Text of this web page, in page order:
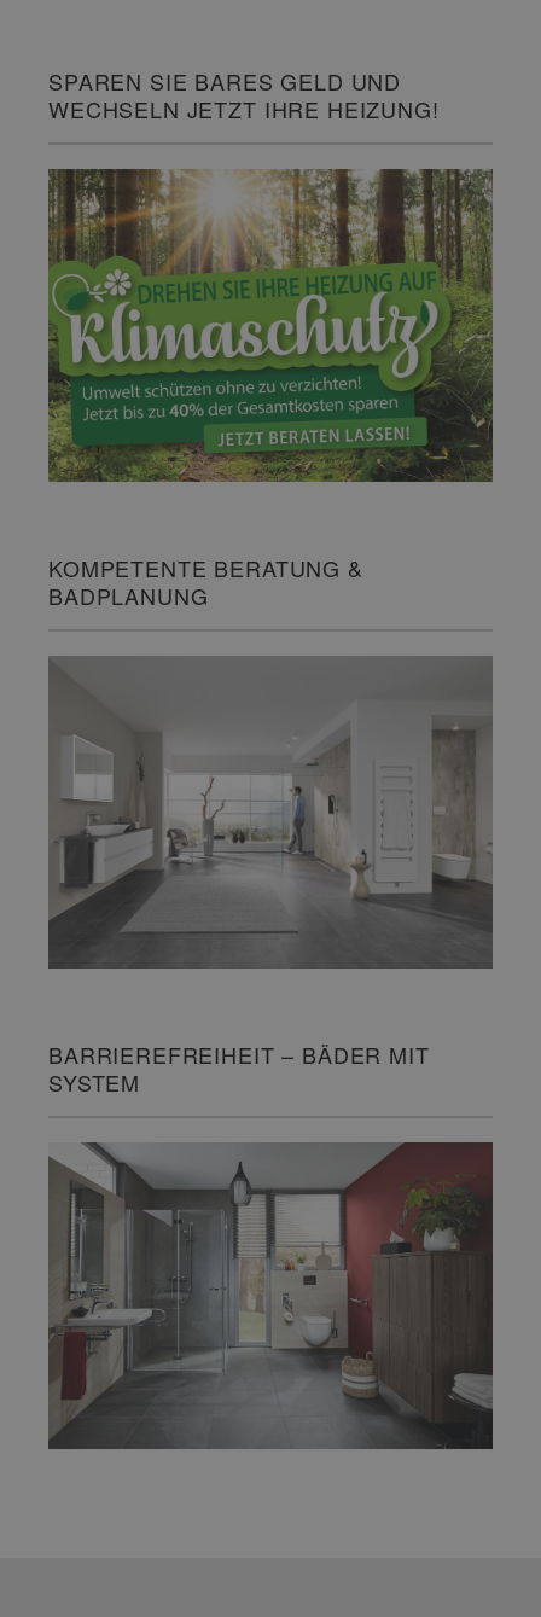
SPAREN SIE BARES GELD UND
WECHSELN JETZT IHRE HEIZUNG!
KOMPETENTE BERATUNG &
BADPLANUNG
BARRIEREFREIHEIT – BÄDER MIT
SYSTEM